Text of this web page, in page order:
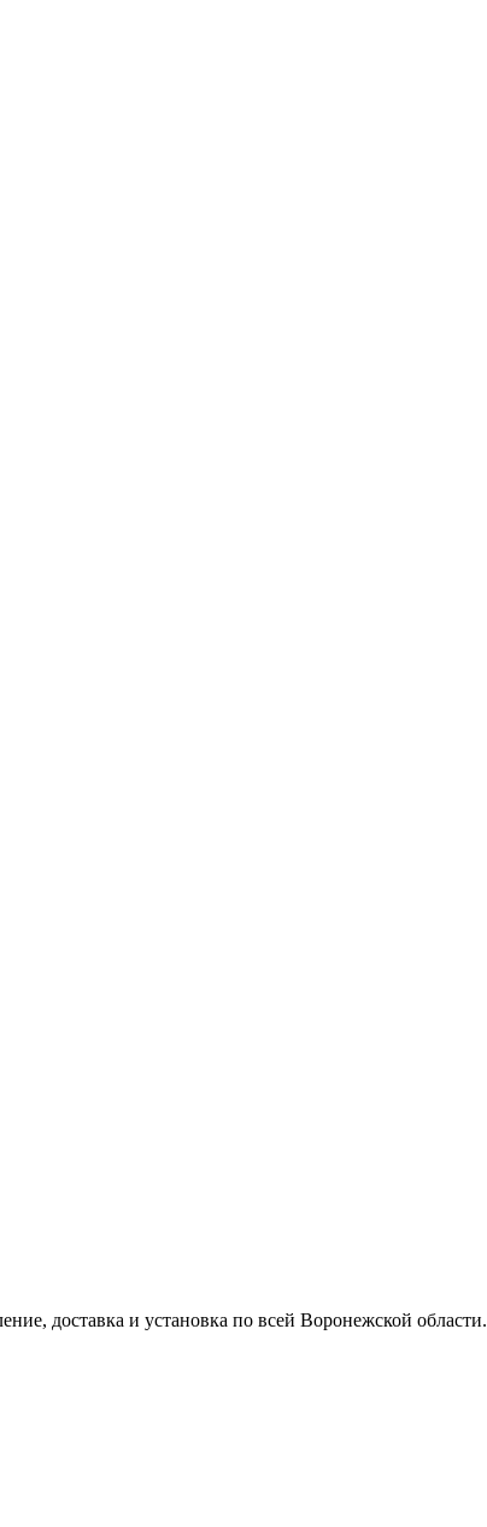
доставка и установка по всей Воронежской области.